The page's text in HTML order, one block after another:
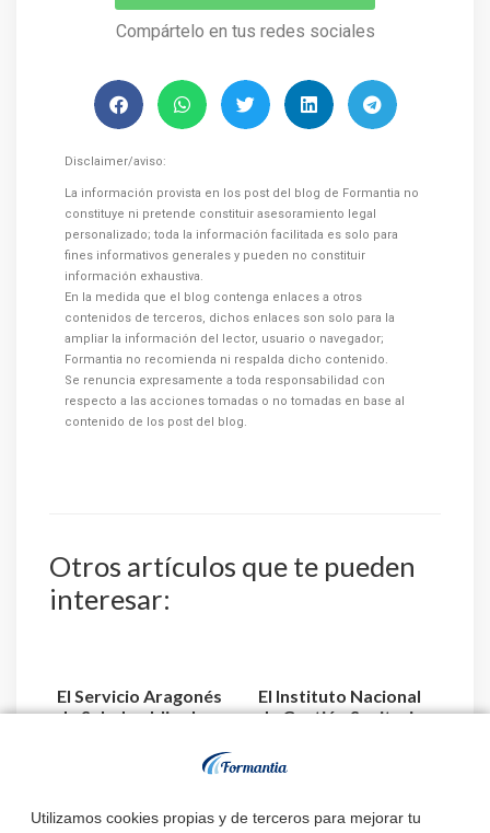
Utilizamos cookies propias y de terceros para mejorar tu
Compártelo en tus redes sociales
Disclaimer/aviso:
La información provista en los post del blog de Formantia no
constituye ni pretende constituir asesoramiento legal
personalizado; toda la información facilitada es solo para
fines informativos generales y pueden no constituir
información exhaustiva.
En la medida que el blog contenga enlaces a otros
contenidos de terceros, dichos enlaces son solo para la
ampliar la información del lector, usuario o navegador;
Formantia no recomienda ni respalda dicho contenido.
Se renuncia expresamente a toda responsabilidad con
respecto a las acciones tomadas o no tomadas en base al
contenido de los post del blog.
Otros artículos que te pueden
interesar:
El Servicio Aragonés
de Salud publica la
El Instituto Nacional
de Gestión Sanitaria
Estado de